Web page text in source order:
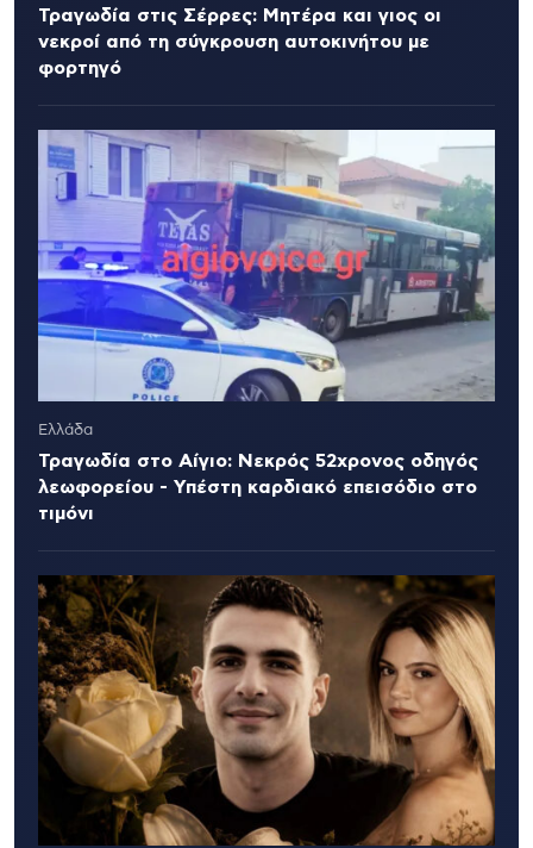
Τραγωδία στις Σέρρες: Μητέρα και γιος οι
νεκροί από τη σύγκρουση αυτοκινήτου με
φορτηγό
Ελλάδα
Τραγωδία στο Αίγιο: Νεκρός 52χρονος οδηγός
λεωφορείου - Υπέστη καρδιακό επεισόδιο στο
τιμόνι